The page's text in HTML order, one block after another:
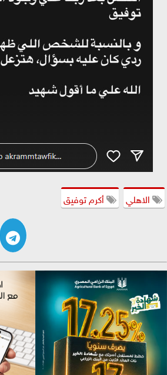
الاهلي أكرم توفيق